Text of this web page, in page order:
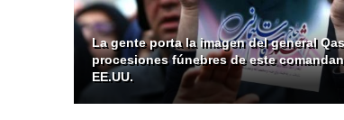
La gente porta la imagen del general
procesiones fúnebres de este
EE.UU.